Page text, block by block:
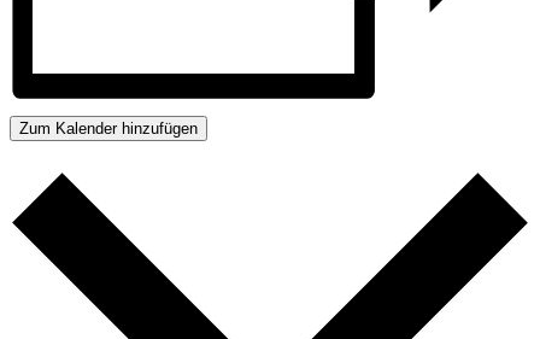
Zum Kalender hinzufügen